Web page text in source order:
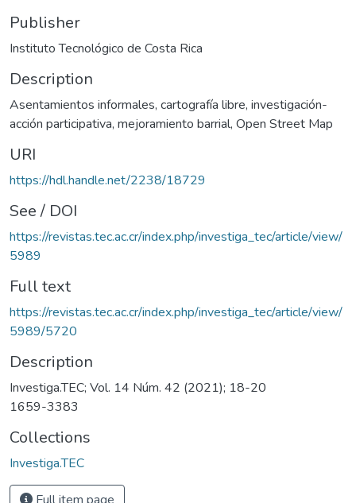
Publisher
Instituto Tecnológico de Costa Rica
Description
Asentamientos informales, cartografía libre, investigación-
acción participativa, mejoramiento barrial, Open Street Map
URI
https://hdl.handle.net/2238/18729
See / DOI
https://revistas.tec.ac.cr/index.php/investiga_tec/article/view/
5989
Full text
https://revistas.tec.ac.cr/index.php/investiga_tec/article/view/
5989/5720
Description
Investiga.TEC; Vol. 14 Núm. 42 (2021); 18-20
1659-3383
Collections
Investiga.TEC